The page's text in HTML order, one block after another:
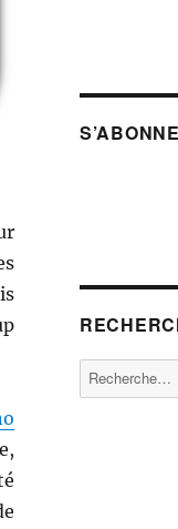
Recherche
pour :